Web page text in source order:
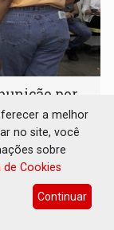
por
internet
contra
quatro a dez
a melhor
no site, você
sobre
de Cookies
Continuar